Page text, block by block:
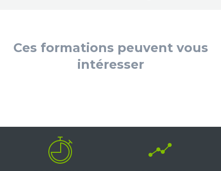
Ces formations peuvent vous
intéresser